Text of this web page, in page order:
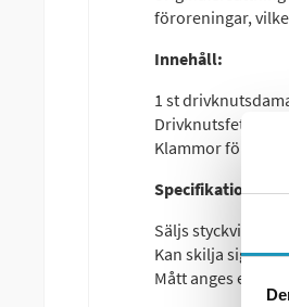
föroreningar,
Innehåll:
1 st
Drivknutsfett
Klammor för
Specifikationer:
Säljs styckvis
Kan skilja sig
Mått anges enligt: